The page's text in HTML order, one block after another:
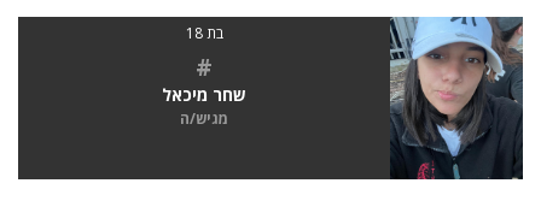
בת 18
#
שחר מיכאל
מגיש/ה